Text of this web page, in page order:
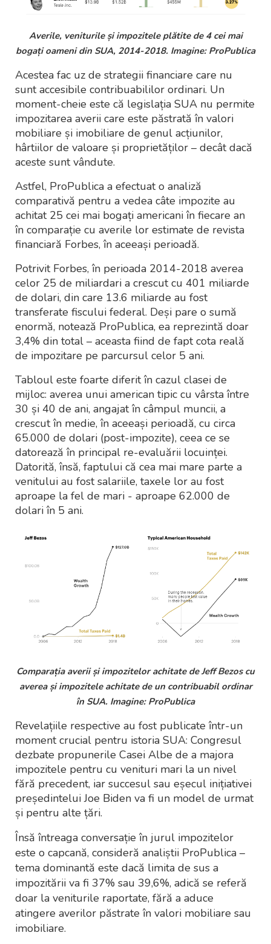
Averile, veniturile și impozitele plătite de 4 cei mai
bogați oameni din SUA, 2014-2018. Imagine:ProPublica
Acestea fac uz de strategii financiare care nu
sunt accesibile contribuabililor ordinari. Un
moment-cheie este că legislația SUA nu permite
impozitarea averii care este păstrată în valori
mobiliare și imobiliare de genul acțiunilor,
hârtiilor de valoare și proprietăților – decât dacă
aceste sunt vândute.
Astfel, ProPublica a efectuat o analiză
comparativă pentru a vedea câte impozite au
achitat 25 cei mai bogați americani în fiecare an
în comparație cu averile lor estimate de revista
financiară Forbes, în aceeași perioadă.
Potrivit Forbes, în perioada 2014-2018 averea
celor 25 de miliardari a crescut cu 401 miliarde
de dolari, din care 13.6 miliarde au fost
transferate fiscului federal. Deși pare o sumă
enormă, notează ProPublica, ea reprezintă doar
3,4% din total – aceasta fiind de fapt cota reală
de impozitare pe parcursul celor 5 ani.
Tabloul este foarte diferit în cazul clasei de
mijloc: averea unui american tipic cu vârsta între
30 și 40 de ani, angajat în câmpul muncii, a
crescut în medie, în aceeași perioadă, cu circa
65.000 de dolari (post-impozite), ceea ce se
datorează în principal re-evaluării locuinței.
Datorită, însă, faptului că cea mai mare parte a
venitului au fost salariile, taxele lor au fost
aproape la fel de mari - aproape 62.000 de
dolari în 5 ani.
Comparația averii și impozitelor achitate de Jeff Bezos cu
averea și impozitele achitate de un contribuabil ordinar
în SUA. Imagine: ProPublica
Revelațiile respective au fost publicate într-un
moment crucial pentru istoria SUA: Congresul
dezbate propunerile Casei Albe de a majora
impozitele pentru cu venituri mari la un nivel
fără precedent, iar succesul sau eșecul inițiativei
președintelui Joe Biden va fi un model de urmat
și pentru alte țări.
Însă întreaga conversație în jurul impozitelor
este o capcană, consideră analiștii ProPublica –
tema dominantă este dacă limita de sus a
impozitării va fi 37% sau 39,6%, adică se referă
doar la veniturile raportate, fără a aduce
atingere averilor păstrate în valori mobiliare sau
imobiliare.